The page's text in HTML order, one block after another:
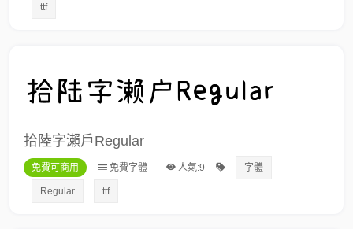
ttf
拾陸字瀨戶Regular
免費可商用 免費字體 人氣:9 字體
Regular ttf